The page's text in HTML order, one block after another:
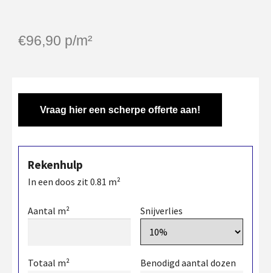
€96,90 p/m²
Vraag hier een scherpe offerte aan!
Rekenhulp
In een doos zit0.81 m²
Aantal m² Snijverlies
Totaal m² Benodigd aantal dozen